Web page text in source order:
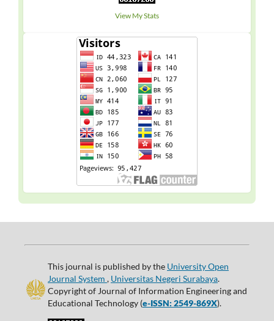
View My Stats
This journal is published by the University Open
Journal System , Universitas Negeri Surabaya.
Copyright of Journal of Information Engineering and
Educational Technology (e-ISSN: 2549-869X).